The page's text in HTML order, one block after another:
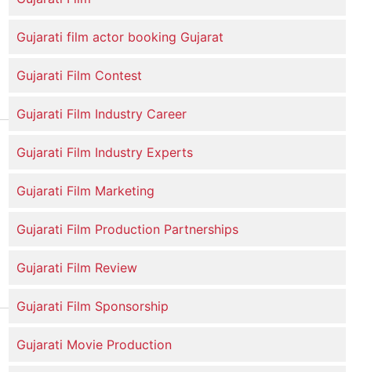
Gujarati film actor booking Gujarat
Gujarati Film Contest
Gujarati Film Industry Career
Gujarati Film Industry Experts
Gujarati Film Marketing
Gujarati Film Production Partnerships
Gujarati Film Review
Gujarati Film Sponsorship
Gujarati Movie Production